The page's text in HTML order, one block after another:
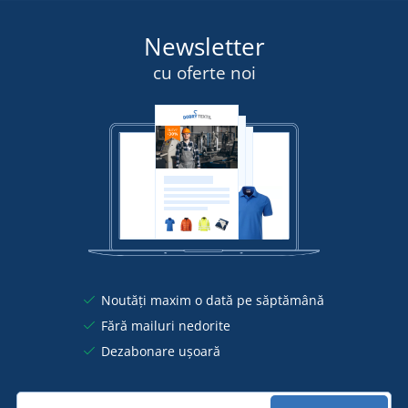
Newsletter
cu oferte noi
Noutăți maxim o dată pe săptămână
Fără mailuri nedorite
Dezabonare ușoară